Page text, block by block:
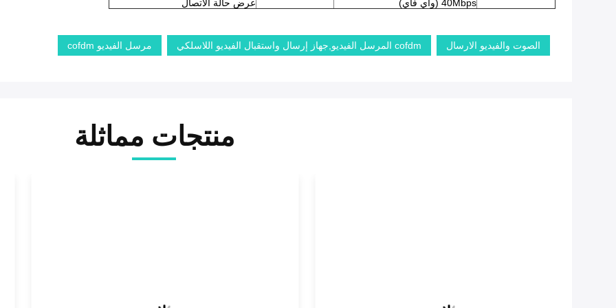
40Mbps (واي فاي) عرض حالة الاتصال
الصوت والفيديو الارسال cofdm المرسل الفيديو,جهاز إرسال واستقبال الفيديو اللاسلكي مرسل الفيديو cofdm
منتجات مماثلة